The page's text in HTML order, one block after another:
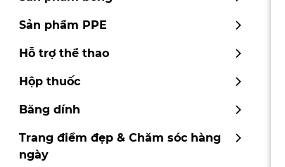
Sản phẩm PPE
Hỗ trợ thể thao
Hộp thuốc
Băng dính
Trang điểm đẹp & Chăm sóc hàng
ngày